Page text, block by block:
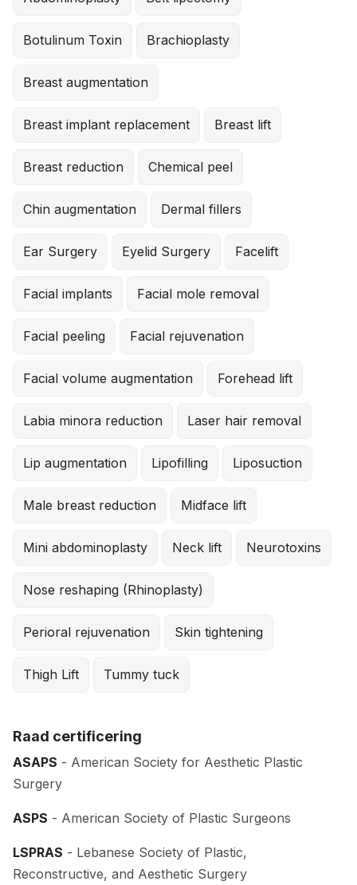
Botulinum Toxin Brachioplasty
Breast augmentation
Breast implant replacement Breast lift
Breast reduction Chemical peel
Chin augmentation Dermal fillers
Ear Surgery Eyelid Surgery Facelift
Facial implants Facial mole removal
Facial peeling Facial rejuvenation
Facial volume augmentation Forehead lift
Labia minora reduction Laser hair removal
Lip augmentation Lipofilling Liposuction
Male breast reduction Midface lift
Mini abdominoplasty Neck lift Neurotoxins
Nose reshaping (Rhinoplasty)
Perioral rejuvenation Skin tightening
Thigh Lift Tummy tuck
Raad certificering
ASAPS - American Society for Aesthetic Plastic
Surgery
ASPS - American Society of Plastic Surgeons
LSPRAS - Lebanese Society of Plastic,
Reconstructive, and Aesthetic Surgery